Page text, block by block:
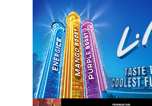
benefit
menarik